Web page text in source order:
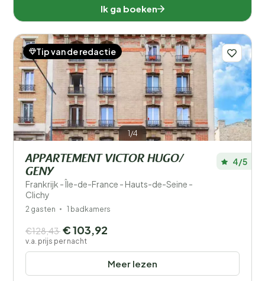
Ik ga boeken
1/4
Tip van de redactie
APPARTEMENT VICTOR HUGO/
GENY
Frankrijk - Île-de-France - Hauts-de-Seine -
Clichy
4/5
2 gasten 1 badkamers
Meer lezen
€128,43 € 103,92
v.a. prijs per nacht